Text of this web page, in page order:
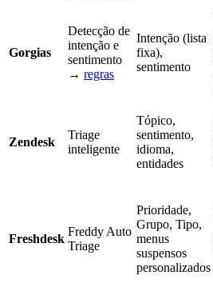
Gorgias
Detecção de
intenção e
sentimento
→ regras
Intenção (lista
fixa),
sentimento
Zendesk
Triage
inteligente
Tópico,
sentimento,
idioma,
entidades
Freshdesk
Freddy Auto
Triage
Prioridade,
Grupo, Tipo,
menus
suspensos
personalizados